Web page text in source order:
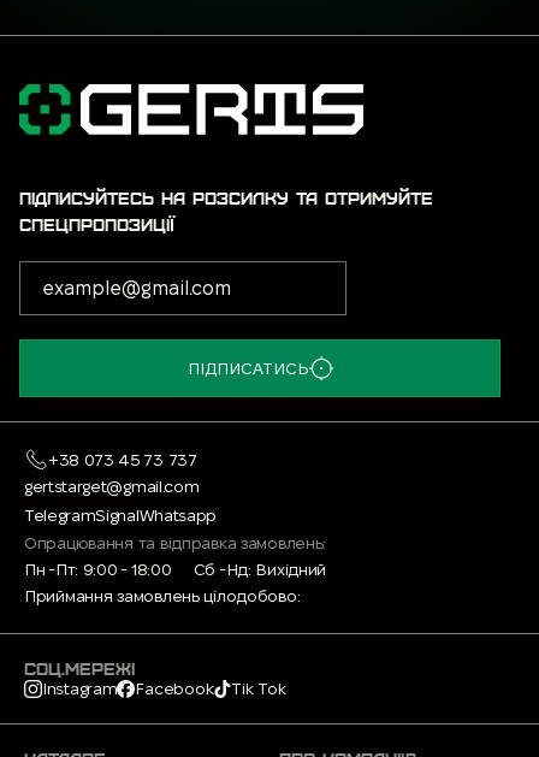
+38 073 45 73 737
gertstarget@gmail.com
TelegramSignalWhatsapp
Опрацювання та відправка замовлень:
Пн -Пт: 9:00 - 18:00
Сб -Нд: Вихідний
Приймання замовлень цілодобово:
СОЦ.МЕРЕЖІ
Instagram
Facebook Tik Tok
ПІДПИСУЙТЕСЬ НА РОЗСИЛКУ ТА ОТРИМУЙТЕ
СПЕЦПРОПОЗИЦІЇ
ПІДПИСАТИСЬ